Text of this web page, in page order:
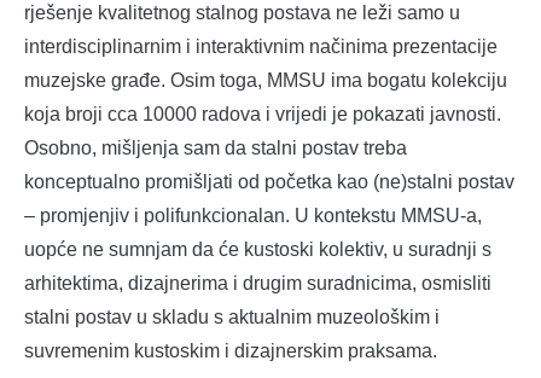
rješenje kvalitetnog stalnog postava ne leži samo u
interdisciplinarnim i interaktivnim načinima prezentacije
muzejske građe. Osim toga, MMSU ima bogatu kolekciju
koja broji cca 10000 radova i vrijedi je pokazati javnosti.
Osobno, mišljenja sam da stalni postav treba
konceptualno promišljati od početka kao (ne)stalni postav
– promjenjiv i polifunkcionalan. U kontekstu MMSU-a,
uopće ne sumnjam da će kustoski kolektiv, u suradnji s
arhitektima, dizajnerima i drugim suradnicima, osmisliti
stalni postav u skladu s aktualnim muzeološkim i
suvremenim kustoskim i dizajnerskim praksama.